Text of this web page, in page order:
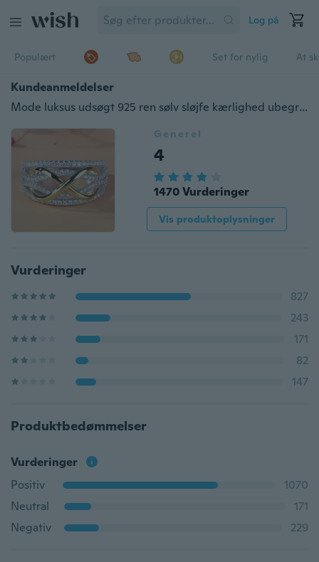
Log på
Populært Set for nylig At
Kundeanmeldelser
Mode luksus udsøgt 925 ren sølv sløjfe kærlighed ubegrænset vielsesring Kvinders unikke 18K forgyldte hvide diamant tofarvet forlovelses smykker Kvinders jubilæumsgave Ring størrelse 5-12
Generel
4
1470 Vurderinger
Vis produktoplysninger
Vurderinger
827
243
171
82
147
Produktbedømmelser
Vurderinger
Positiv
1070
Neutral
171
Negativ
229